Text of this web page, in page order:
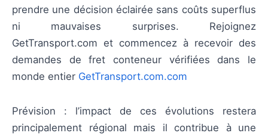
prendre une décision éclairée sans coûts superflus
ni mauvaises surprises. Rejoignez
GetTransport.com et commencez à recevoir des
demandes de fret conteneur vérifiées dans le
monde entier GetTransport.com.com
Prévision : l’impact de ces évolutions restera
principalement régional mais il contribue à une